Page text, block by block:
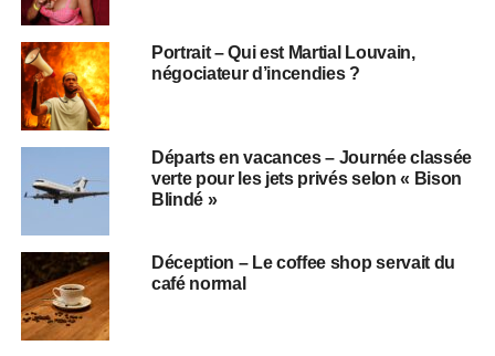
Portrait – Qui est Martial Louvain,
négociateur d’incendies ?
Départs en vacances – Journée classée
verte pour les jets privés selon « Bison
Blindé »
Déception – Le coffee shop servait du
café normal